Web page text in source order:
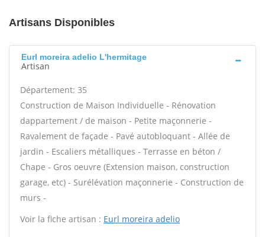
Artisans Disponibles
Eurl moreira adelio L'hermitage
Artisan
Département: 35
Construction de Maison Individuelle - Rénovation
dappartement / de maison - Petite maçonnerie -
Ravalement de façade - Pavé autobloquant - Allée de
jardin - Escaliers métalliques - Terrasse en béton /
Chape - Gros oeuvre (Extension maison, construction
garage, etc) - Surélévation maçonnerie - Construction de
murs -
Voir la fiche artisan : Eurl moreira adelio